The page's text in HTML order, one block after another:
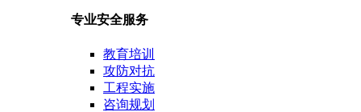
专业安全服务
教育培训
攻防对抗
工程实施
咨询规划